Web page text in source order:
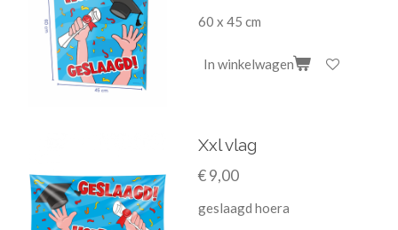
60 x 45 cm
In winkelwagen
Xxl vlag
€ 9,00
geslaagd hoera